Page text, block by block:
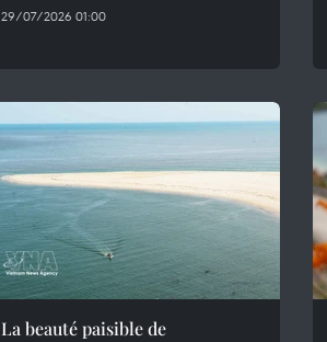
29/07/2026 01:00
La beauté paisible de